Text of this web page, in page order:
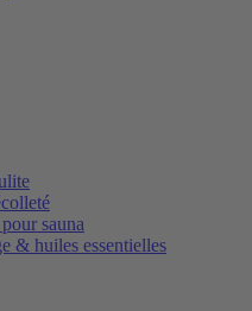
sauna
& huiles essentielles